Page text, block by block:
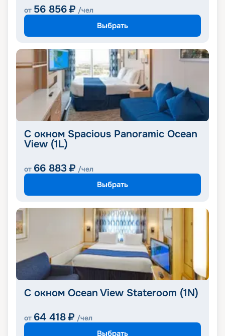
от 56 856 ₽ /чел
Выбрать
С окном Spacious Panoramic Ocean
View (1L)
от 66 883 ₽ /чел
Выбрать
С окном Ocean View Stateroom (1N)
от 64 418 ₽ /чел
Выбрать